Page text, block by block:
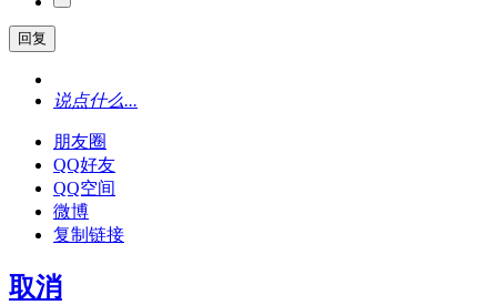
回复
说点什么...
朋友圈
QQ好友
QQ空间
微博
复制链接
取消